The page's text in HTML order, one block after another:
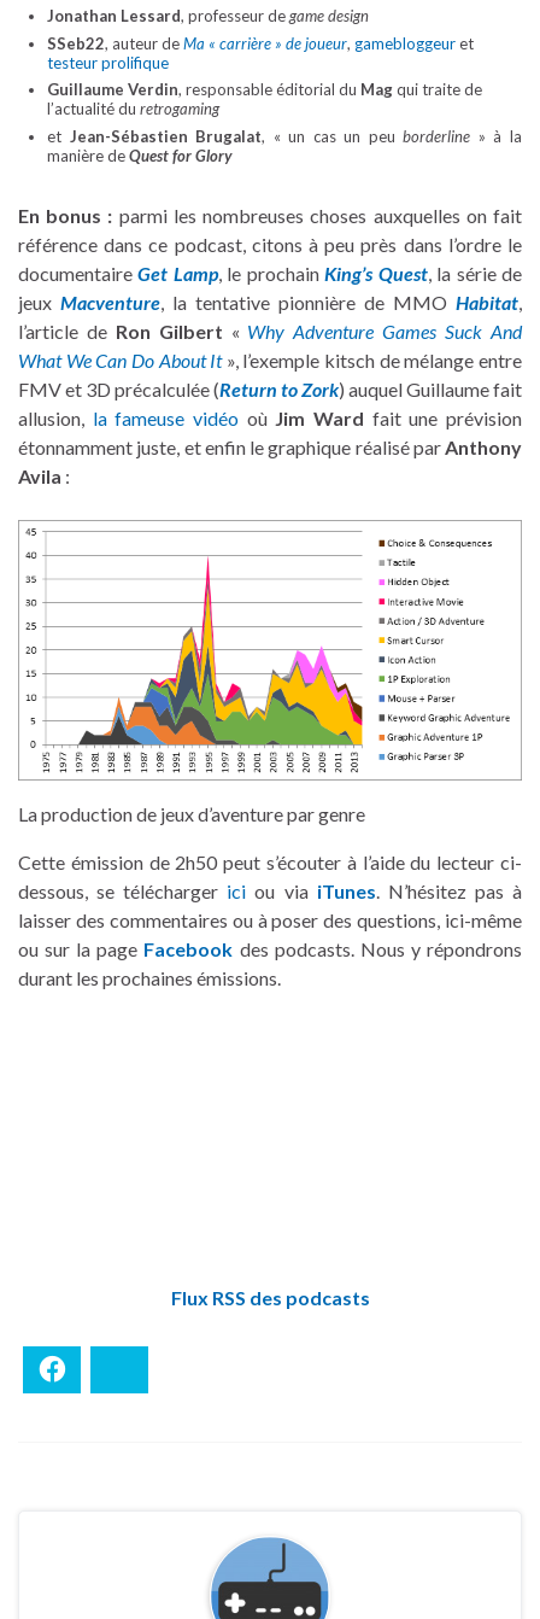
Jonathan Lessard, professeur degame design
SSeb22, auteur deMa « carrière » de joueur, gamebloggeuret
testeur prolifique
Guillaume Verdin, responsable éditorial du Magqui traite de
l’actualité du retrogaming
et Jean-Sébastien Brugalat, « un cas un peuborderline » à la
manière deQuest for Glory
En bonus : parmi les nombreuses choses auxquelles on fait
référence dans ce podcast, citons à peu près dans l’ordre le
documentaireGet Lamp, le prochainKing’s Quest, la série de
jeux Macventure, la tentative pionnière de MMO Habitat,
l’article de Ron Gilbert « Why Adventure Games Suck And
What We Can Do About It», l’exemple kitsch de mélange entre
FMV et 3D précalculée (Return to Zork) auquel Guillaume fait
allusion, la fameuse vidéo où Jim Ward fait une prévision
étonnamment juste, et enfin le graphique réalisé parAnthony
Avila :
La production de jeux d’aventure par genre
Cette émission de 2h50 peut s’écouter à l’aide du lecteur ci-
dessous, se télécharger ici ou via iTunes. N’hésitez pas à
laisser des commentaires ou à poser des questions, ici-même
ou sur la page Facebook des podcasts. Nous y répondrons
durant les prochaines émissions.
Flux RSS des podcasts